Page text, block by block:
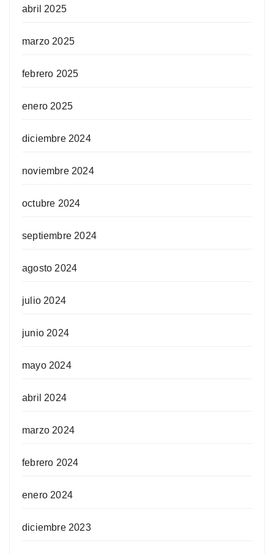
abril 2025
marzo 2025
febrero 2025
enero 2025
diciembre 2024
noviembre 2024
octubre 2024
septiembre 2024
agosto 2024
julio 2024
junio 2024
mayo 2024
abril 2024
marzo 2024
febrero 2024
enero 2024
diciembre 2023